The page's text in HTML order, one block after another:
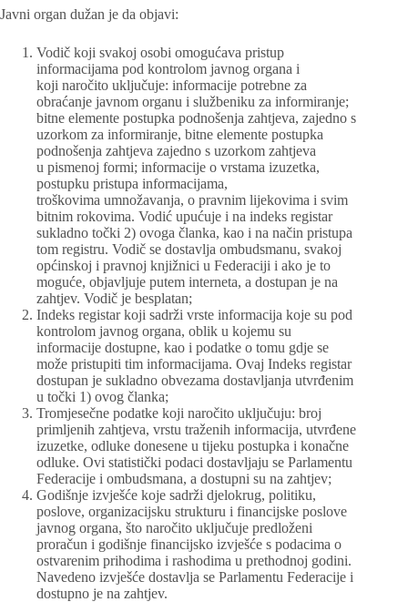
Javni organ dužan je da objavi:
Vodič koji svakoj osobi omogućava pristup
informacijama pod kontrolom javnog organa i
koji naročito uključuje: informacije potrebne za
obraćanje javnom organu i službeniku za informiranje;
bitne elemente postupka podnošenja zahtjeva, zajedno s
uzorkom za informiranje, bitne elemente postupka
podnošenja zahtjeva zajedno s uzorkom zahtjeva
u pismenoj formi; informacije o vrstama izuzetka,
postupku pristupa informacijama,
troškovima umnožavanja, o pravnim lijekovima i svim
bitnim rokovima. Vodić upućuje i na indeks registar
sukladno točki 2) ovoga članka, kao i na način pristupa
tom registru. Vodič se dostavlja ombudsmanu, svakoj
općinskoj i pravnoj knjižnici u Federaciji i ako je to
moguće, objavljuje putem interneta, a dostupan je na
zahtjev. Vodič je besplatan;
Indeks registar koji sadrži vrste informacija koje su pod
kontrolom javnog organa, oblik u kojemu su
informacije dostupne, kao i podatke o tomu gdje se
može pristupiti tim informacijama. Ovaj Indeks registar
dostupan je sukladno obvezama dostavljanja utvrđenim
u točki 1) ovog članka;
Tromjesečne podatke koji naročito uključuju: broj
primljenih zahtjeva, vrstu traženih informacija, utvrđene
izuzetke, odluke donesene u tijeku postupka i konačne
odluke. Ovi statistički podaci dostavljaju se Parlamentu
Federacije i ombudsmana, a dostupni su na zahtjev;
Godišnje izvješće koje sadrži djelokrug, politiku,
poslove, organizacijsku strukturu i financijske poslove
javnog organa, što naročito uključuje predloženi
proračun i godišnje financijsko izvješće s podacima o
ostvarenim prihodima i rashodima u prethodnoj godini.
Navedeno izvješće dostavlja se Parlamentu Federacije i
dostupno je na zahtjev.